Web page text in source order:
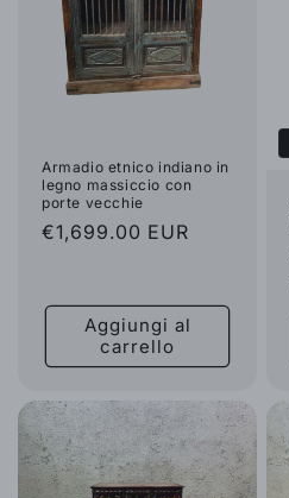
Armadio etnico indiano in
legno massiccio con
porte vecchie
Prezzo
€1,699.00 EUR
Aggiungi al
carrello